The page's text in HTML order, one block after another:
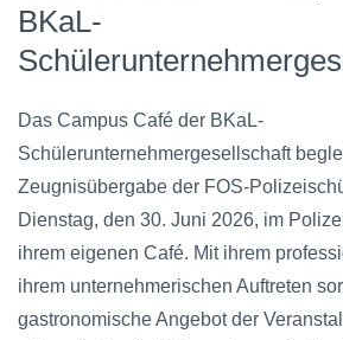
BKaL-
Das Campus Café der BKaL-
Schülerunternehmergesellschaft
Zeugnisübergabe der FOS-
Dienstag, den 30. Juni 2026, im
ihrem eigenen Café. Mit ihrem
ihrem unternehmerischen Auftreten
gastronomische Angebot der